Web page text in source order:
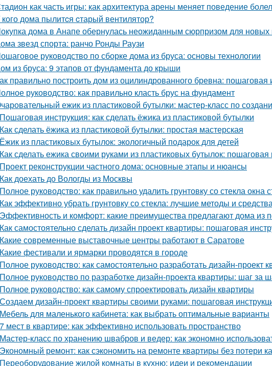
как часть игры: как архитектура арены меняет поведение
дома пылитcя cтарый вентилятор?
дома в Анапе обернулась неожиданным сюрпризом для новых
звезд спорта: ранчо Ронды Раузи
руководство по сборке дома из бруса: основы технологии
из бруса: 9 этапов от фундамента до крыши
правильно построить дом из оцилиндрованного бревна: пошаговая
руководство: как правильно класть брус на фундамент
ежик из пластиковой бутылки: мастер-класс по
Пошаговая инструкция: как сделать ёжика из пластиковой бутылки
Как сделать ёжика из пластиковой бутылки: простая мастерская
Ёжик из пластиковых бутылок: экологичный подарок для детей
Как сделать ежика своими руками из пластиковых бутылок: пошаговая
Проект реконструкции частного дома: основные этапы и нюансы
Как доехать до Вологды из Москвы
Полное руководство: как правильно удалить грунтовку со стекла окна
Как эффективно убрать грунтовку со стекла: лучшие методы и
Эффективность и комфорт: какие преимущества предлагают дома из
Как самостоятельно сделать дизайн проект квартиры: пошаговая
Какие современные выставочные центры работают в Саратове
Какие фестивали и ярмарки проводятся в городе
Полное руководство: как самостоятельно разработать дизайн-проект
Полное руководство по разработке дизайн-проекта квартиры: шаг за
Полное руководство: как самому спроектировать дизайн квартиры
Создаем дизайн-проект квартиры своими руками: пошаговая
Мебель для маленького кабинета: как выбрать оптимальные варианты
7 мест в квартире: как эффективно использовать пространство
Мастер-класс по хранению швабров и ведер: как экономно
Экономный ремонт: как сэкономить на ремонте квартиры без потери
Переоборудование жилой комнаты в кухню: идеи и рекомендации